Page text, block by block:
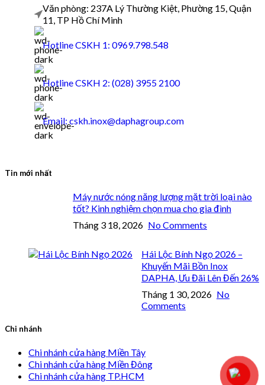
Văn phòng: 237A Lý Thường Kiệt, Phường 15, Quận
11, TP Hồ Chí Minh
Hotline CSKH 1: 0969.798.548
Hotline CSKH 2: (028) 3955 2100
Email: cskh.inox@daphagroup.com
Tin mới nhất
Máy nước nóng năng lượng mặt trời loại nào
tốt? Kinh nghiệm chọn mua cho gia đình
Tháng 3 18, 2026 No Comments
Hái Lộc Bính Ngọ 2026 –
Khuyến Mãi Bồn Inox
DAPHA, Ưu Đãi Lên Đến 26%
Tháng 1 30, 2026 No
Comments
Chi nhánh
Chi nhánh cửa hàng Miền Tây
Chi nhánh cửa hàng Miền Đông
Chi nhánh cửa hàng TP.HCM